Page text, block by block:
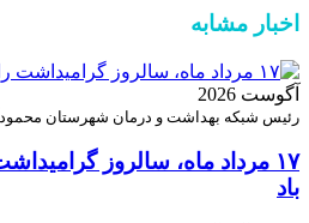
اخبار مشابه
آگوست 2026
رئیس شبکه بهداشت و درمان شهرستان
۱۷ مرداد ماه، سالروز
باد